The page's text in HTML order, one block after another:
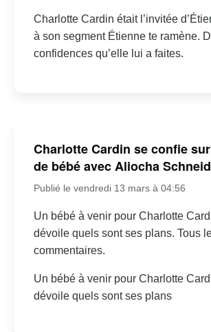
Charlotte Cardin était l’invitée
à son segment Étienne te ramène.
confidences qu’elle lui a faites.
Charlotte Cardin se confie
de bébé avec Aliocha
Publié le vendredi 13 mars à 04:56
Un bébé à venir pour Charlotte
dévoile quels sont ses plans. Tous
commentaires.
Un bébé à venir pour Charlotte
dévoile quels sont ses plans